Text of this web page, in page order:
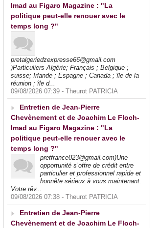
Imad au Figaro Magazine : "La
politique peut-elle renouer avec le
temps long ?"
pretalgeriedzexpresse66@gmail.com
)Particuliers Algérie; Français ; Belgique ;
suisse; Irlande ; Espagne ; Canada ; île de la
réunion ; île d...
09/08/2026 07:39 - Theurot PATRICIA
Entretien de Jean-Pierre
Chevènement et de Joachim Le Floch-
Imad au Figaro Magazine : "La
politique peut-elle renouer avec le
temps long ?"
pretfrance023@gmail.com)Une
opportunité s’offre de crédit entre
particulier et professionnel rapide et
honnête sérieux à vous maintenant.
Votre rêv...
09/08/2026 07:38 - Theurot PATRICIA
Entretien de Jean-Pierre
Chevènement et de Joachim Le Floch-